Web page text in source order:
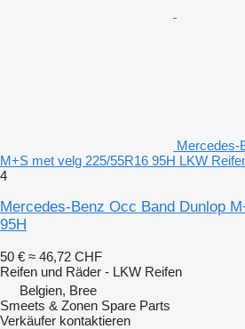
Mercedes-
M+S met velg 225/55R16 95H LKW
4
Mercedes-Benz Occ Band Dunlop
95H
50 € ≈ 46,72 CHF
Reifen und Räder - LKW Reifen
Belgien, Bree
Smeets & Zonen Spare Parts
Verkäufer kontaktieren